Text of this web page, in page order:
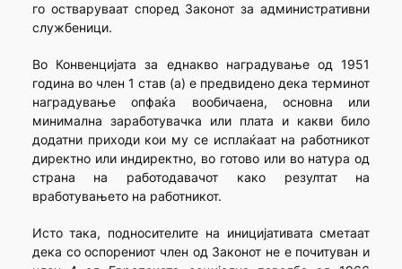
го остваруваат според Законот за административни
службеници.
Во Конвенцијата за еднакво наградување од 1951
година во член 1 став (а) е предвидено дека терминот
наградување опфаќа вообичаена, основна или
минимална заработувачка или плата и какви било
додатни приходи кои му се исплаќаат на работникот
директно или индиректно, во готово или во натура од
страна на работодавачот како резултат на
вработувањето на работникот.
Исто така, подносителите на иницијативата сметаат
дека со оспорениот член од Законот не е почитуван и